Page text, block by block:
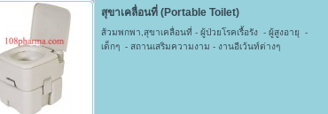
สุขาเคลื่อนที่ (Portable Toilet)
ส้วมพกพา,สุขาเคลื่อนที่ - ผู้ป่วยโรคเรื้อรัง - ผู้สูงอายุ -
เด็กๆ - สถานเสริมความงาม - งานอีเว้นท์ต่างๆ